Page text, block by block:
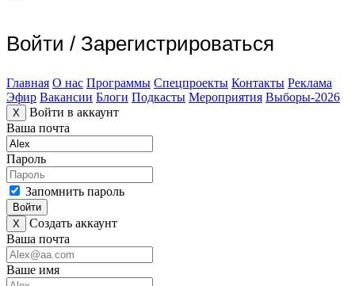
Войти / Зарегистрироваться
Главная О нас Программы Спецпроекты Контакты Реклама
Эфир Вакансии Блоги Подкасты Мероприятия Выборы-2026
X
Войти в аккаунт
Ваша почта
Пароль
Запомнить пароль
Войти
X
Создать аккаунт
Ваша почта
Ваше имя